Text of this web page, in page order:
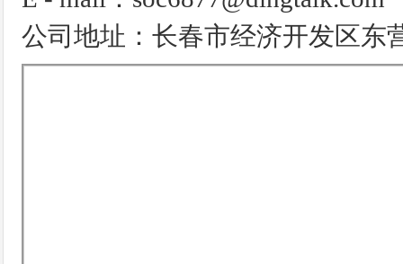
公司地址：长春市经济开发区东